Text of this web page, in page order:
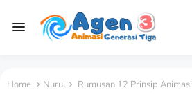
Home Nurul Rumusan 12 Prinsip Animasi